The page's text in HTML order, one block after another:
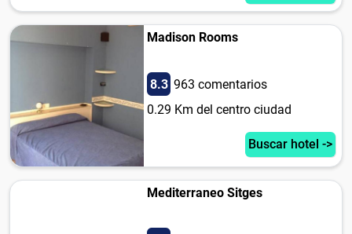
Madison Rooms
8.3 963 comentarios
0.29 Km del centro ciudad
Buscar hotel ->
Mediterraneo Sitges